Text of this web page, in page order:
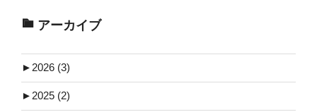
アーカイブ
► 2026 (3)
► 2025 (2)